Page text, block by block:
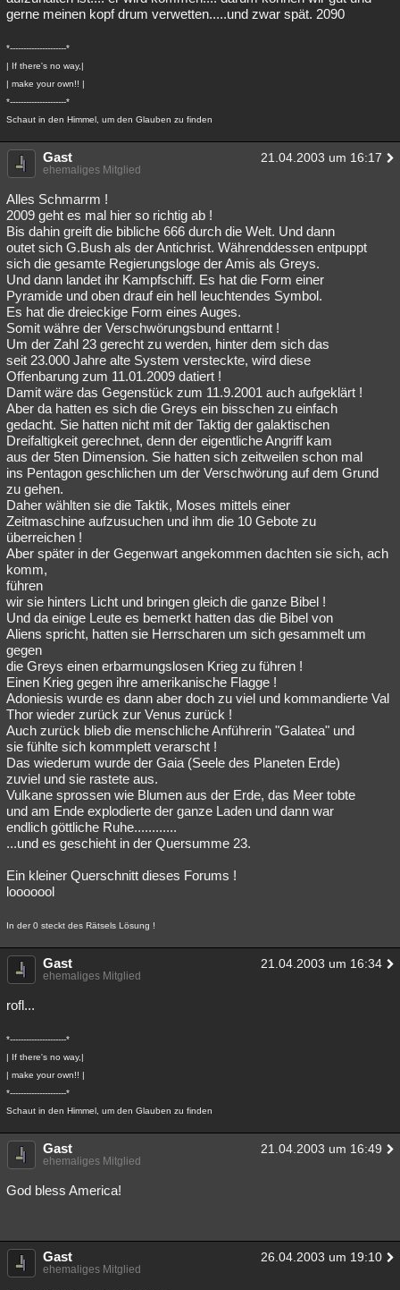
gerne meinen kopf drum verwetten.....und zwar spät. 2090
*---------------------*
| If there's no way,|
| make your own!! |
*---------------------*
Schaut in den Himmel, um den Glauben zu finden
Gast 21.04.2003 um 16:17
ehemaliges Mitglied
Alles Schmarrm !
2009 geht es mal hier so richtig ab !
Bis dahin greift die bibliche 666 durch die Welt. Und dann
outet sich G.Bush als der Antichrist. Währenddessen entpuppt
sich die gesamte Regierungsloge der Amis als Greys.
Und dann landet ihr Kampfschiff. Es hat die Form einer
Pyramide und oben drauf ein hell leuchtendes Symbol.
Es hat die dreieckige Form eines Auges.
Somit währe der Verschwörungsbund enttarnt !
Um der Zahl 23 gerecht zu werden, hinter dem sich das
seit 23.000 Jahre alte System versteckte, wird diese
Offenbarung zum 11.01.2009 datiert !
Damit wäre das Gegenstück zum 11.9.2001 auch aufgeklärt !
Aber da hatten es sich die Greys ein bisschen zu einfach
gedacht. Sie hatten nicht mit der Taktig der galaktischen
Dreifaltigkeit gerechnet, denn der eigentliche Angriff kam
aus der 5ten Dimension. Sie hatten sich zeitweilen schon mal
ins Pentagon geschlichen um der Verschwörung auf dem Grund
zu gehen.
Daher wählten sie die Taktik, Moses mittels einer
Zeitmaschine aufzusuchen und ihm die 10 Gebote zu
überreichen !
Aber später in der Gegenwart angekommen dachten sie sich, ach
komm,
führen
wir sie hinters Licht und bringen gleich die ganze Bibel !
Und da einige Leute es bemerkt hatten das die Bibel von
Aliens spricht, hatten sie Herrscharen um sich gesammelt um
gegen
die Greys einen erbarmungslosen Krieg zu führen !
Einen Krieg gegen ihre amerikanische Flagge !
Adoniesis wurde es dann aber doch zu viel und kommandierte Val
Thor wieder zurück zur Venus zurück !
Auch zurück blieb die menschliche Anführerin "Galatea" und
sie fühlte sich kommplett verarscht !
Das wiederum wurde der Gaia (Seele des Planeten Erde)
zuviel und sie rastete aus.
Vulkane sprossen wie Blumen aus der Erde, das Meer tobte
und am Ende explodierte der ganze Laden und dann war
endlich göttliche Ruhe............
...und es geschieht in der Quersumme 23.
Ein kleiner Querschnitt dieses Forums !
looooool
In der 0 steckt des Rätsels Lösung !
Gast 21.04.2003 um 16:34
ehemaliges Mitglied
rofl...
*---------------------*
| If there's no way,|
| make your own!! |
*---------------------*
Schaut in den Himmel, um den Glauben zu finden
Gast 21.04.2003 um 16:49
ehemaliges Mitglied
God bless America!
Gast 26.04.2003 um 19:10
ehemaliges Mitglied